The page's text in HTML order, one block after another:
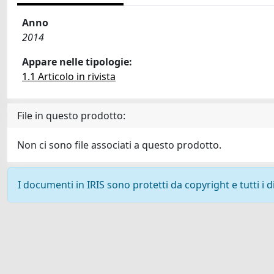
Anno
2014
Appare nelle tipologie:
1.1 Articolo in rivista
File in questo prodotto:
Non ci sono file associati a questo prodotto.
I documenti in IRIS sono protetti da copyright e tutti i